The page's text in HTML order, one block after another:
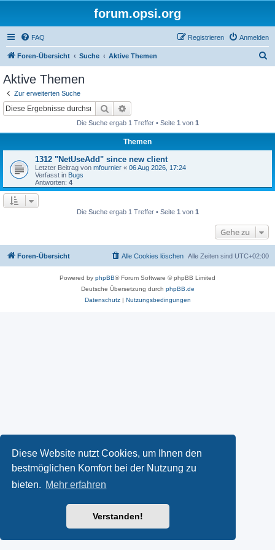
Diese Website nutzt Cookies, um Ihnen den
bestmöglichen Komfort bei der Nutzung zu
bieten. Mehr erfahren
Verstanden!
forum.opsi.org
FAQ Anmelden
Registrieren
Foren-Übersicht Suche Aktive Themen
Aktive Themen
Zur erweiterten Suche
Suche
Die Suche ergab 1 Treffer • Seite 1 von 1
Themen
1312 "NetUseAdd" since new client
Letzter Beitrag von mfournier « 06 Aug 2026, 17:24
Verfasst in Bugs
Antworten: 4
Die Suche ergab 1 Treffer • Seite 1 von 1
Gehe zu
Foren-Übersicht Alle Zeiten sind UTC+02:00
Alle Cookies löschen
Powered by phpBB® Forum Software © phpBB Limited
Deutsche Übersetzung durch phpBB.de
Datenschutz| Nutzungsbedingungen